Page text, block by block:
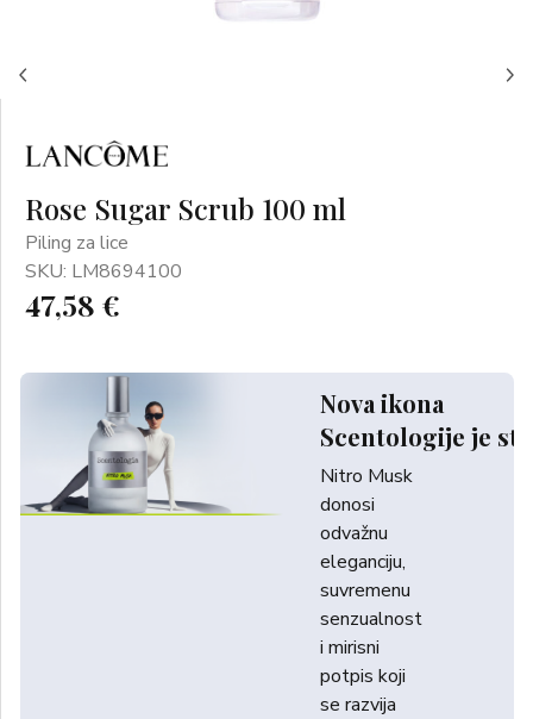
Rose Sugar Scrub 100 ml
Piling za lice
SKU: LM8694100
47,58 €
Nova ikona
Scentologije je
Nitro Musk
donosi
odvažnu
eleganciju,
suvremenu
senzualnost
i mirisni
potpis koji
se razvija